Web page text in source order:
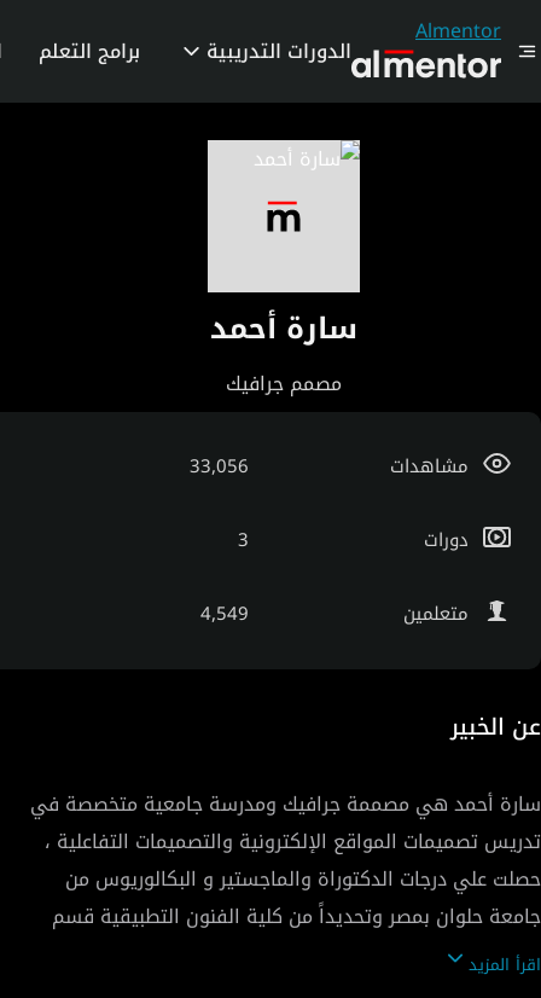
Almentor
الدورات التدريبية برامج التعلم
سارة أحمد
مصمم جرافيك
مشاهدات 33,056
دورات 3
متعلمين 4,549
عن الخبير
سارة أحمد هي مصممة جرافيك ومدرسة جامعية متخصصة في
تدريس تصميمات المواقع الإلكترونية والتصميمات التفاعلية ،
حصلت علي درجات الدكتوراة والماجستير و البكالوريوس من
جامعة حلوان بمصر وتحديداً من كلية الفنون التطبيقية قسم
الإعلان. سارة أيضاً معتمدة كمدرب من شركة هواوي ، أبحاثهااقرأ المزيد